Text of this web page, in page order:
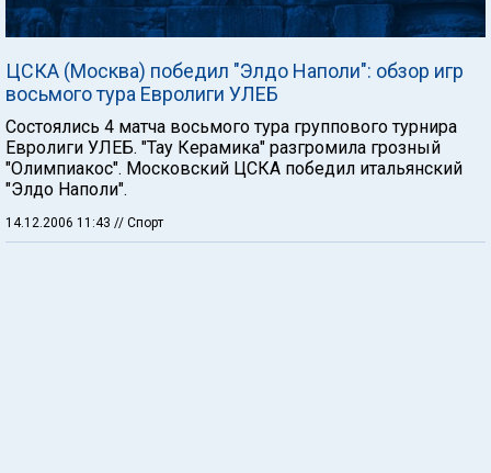
ЦСКА (Москва) победил "Элдо Наполи": обзор игр
восьмого тура Евролиги УЛЕБ
Состоялись 4 матча восьмого тура группового турнира
Евролиги УЛЕБ. "Тау Керамика" разгромила грозный
"Олимпиакос". Московский ЦСКА победил итальянский
"Элдо Наполи".
14.12.2006 11:43 // Спорт